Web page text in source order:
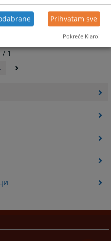
/ 1
Prihvatam sve
Pokreće Klaro!